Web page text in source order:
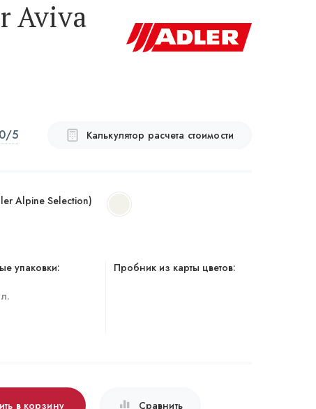
Aviva
0/5 Калькулятор расчета стоимости
Alpine Selection)
упаковки: Пробник из карты цветов:
в корзину Сравнить